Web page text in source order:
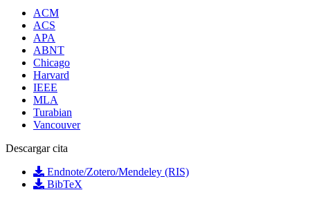
ACM
ACS
APA
ABNT
Chicago
Harvard
IEEE
MLA
Turabian
Vancouver
Descargar cita
Endnote/Zotero/Mendeley (RIS)
BibTeX